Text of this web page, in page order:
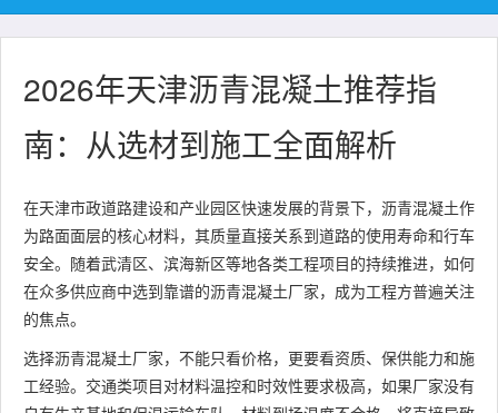
2026年天津沥青混凝土推荐指
南：从选材到施工全面解析
在天津市政道路建设和产业园区快速发展的背景下，沥青混凝土作
为路面面层的核心材料，其质量直接关系到道路的使用寿命和行车
安全。随着武清区、滨海新区等地各类工程项目的持续推进，如何
在众多供应商中选到靠谱的沥青混凝土厂家，成为工程方普遍关注
的焦点。
选择沥青混凝土厂家，不能只看价格，更要看资质、保供能力和施
工经验。交通类项目对材料温控和时效性要求极高，如果厂家没有